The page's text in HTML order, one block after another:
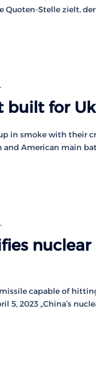
Quoten-Stelle zielt,
built for
in smoke with their
and American main
capable of
5, 2023 „China’s